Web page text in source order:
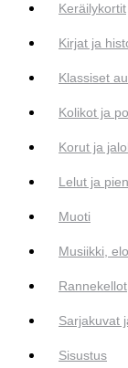
Keräilykortit
Kirjat ja
Klassiset
Kolikot ja
Korut ja
Lelut ja
Muoti
Musiikki,
Sarjakuvat
Sisustus